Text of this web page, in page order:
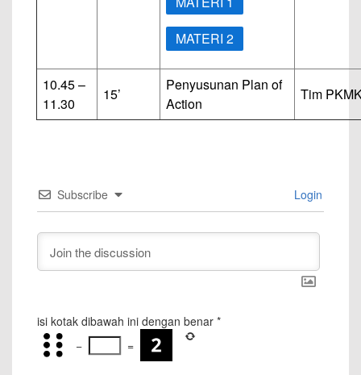
MATERI 2
10.45 –
11.30
15’
Penyusunan Plan of
Action
Tim
Subscribe Login
isi kotak dibawah ini dengan benar *
−
=